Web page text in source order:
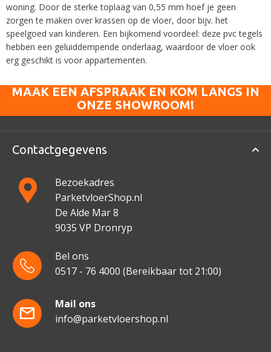
woning. Door de sterke toplaag van 0,55 mm hoef je geen
zorgen te maken over krassen op de vloer, door bijv. het
speelgoed van kinderen. Een bijkomend voordeel: deze pvc tegels
hebben een geluiddempende onderlaag, waardoor de vloer ook
erg geschikt is voor appartementen.
MAAK EEN AFSPRAAK EN KOM LANGS IN
ONZE SHOWROOM!
Contactgegevens
Bezoekadres
ParketvloerShop.nl
De Alde Mar 8
9035 VP Dronryp
Bel ons
0517 - 76 4000 (Bereikbaar tot 21:00)
Mail ons
info@parketvloershop.nl